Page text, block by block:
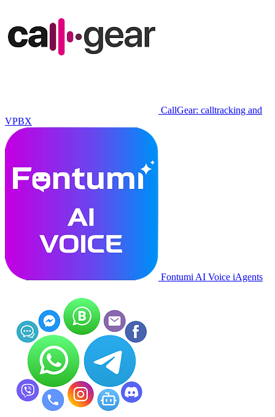
CallGear: calltracking and
VPBX
Fontumi AI Voice iAgents